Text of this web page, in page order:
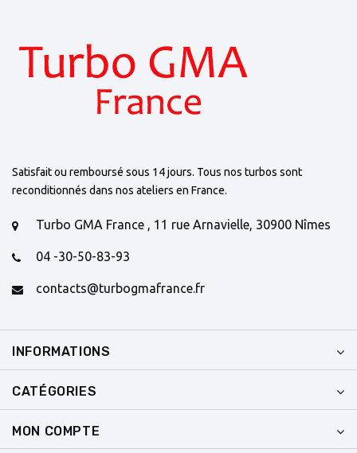
Satisfait ou remboursé sous 14 jours. Tous nos turbos sont
reconditionnés dans nos ateliers en France.
Turbo GMA France , 11 rue Arnavielle, 30900 Nîmes
04 -30-50-83-93
contacts@turbogmafrance.fr
INFORMATIONS
CATÉGORIES
MON COMPTE